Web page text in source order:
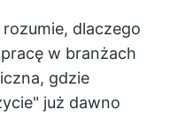
dlaczego
w branżach
gdzie
już dawno